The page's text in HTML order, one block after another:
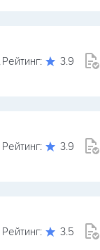
Рейтинг: 3.9
Рейтинг: 3.9
Рейтинг: 3.5